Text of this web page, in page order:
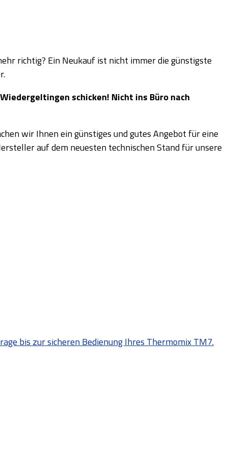
richtig? Ein Neukauf ist nicht immer die günstigste
schicken! Nicht ins Büro nach
wir Ihnen ein günstiges und gutes Angebot für eine
auf dem neuesten technischen Stand für unsere
bis zur sicheren Bedienung Ihres Thermomix TM7.